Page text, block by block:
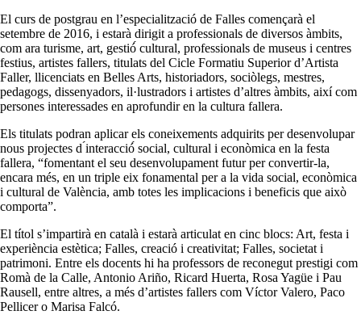
El curs de postgrau en l’especialització de Falles començarà el
setembre de 2016, i estarà dirigit a professionals de diversos àmbits,
com ara turisme, art, gestió́ cultural, professionals de museus i centres
festius, artistes fallers, titulats del Cicle Formatiu Superior d’Artista
Faller, llicenciats en Belles Arts, historiadors, sociòlegs, mestres,
pedagogs, dissenyadors, il·lustradors i artistes d’altres àmbits, així com
persones interessades en aprofundir en la cultura fallera.
Els titulats podran aplicar els coneixements adquirits per desenvolupar
nous projectes d ́interacció́ social, cultural i econòmica en la festa
fallera, “fomentant el seu desenvolupament futur per convertir-la,
encara més, en un triple eix fonamental per a la vida social, econòmica
i cultural de València, amb totes les implicacions i beneficis que això
comporta”.
El títol s’impartirà en català i estarà articulat en cinc blocs: Art, festa i
experiència estètica; Falles, creació i creativitat; Falles, societat i
patrimoni. Entre els docents hi ha professors de reconegut prestigi com
Romà de la Calle, Antonio Ariño, Ricard Huerta, Rosa Yagüe i Pau
Rausell, entre altres, a més d’artistes fallers com Víctor Valero, Paco
Pellicer o Marisa Falcó.